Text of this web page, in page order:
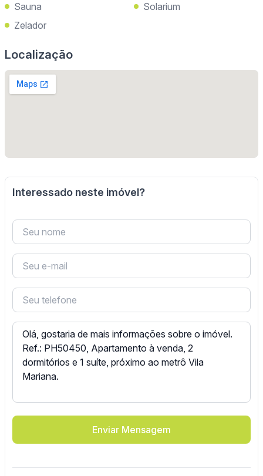
Sauna
Solarium
Zelador
Localização
Interessado neste imóvel?
Enviar Mensagem